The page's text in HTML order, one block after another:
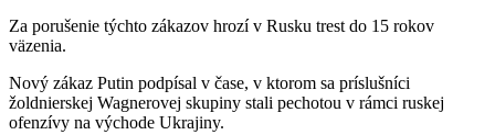
Za porušenie týchto zákazov hrozí v Rusku trest do 15 rokov
väzenia.
Nový zákaz Putin podpísal v čase, v ktorom sa príslušníci
žoldnierskej Wagnerovej skupiny stali pechotou v rámci ruskej
ofenzívy na východe Ukrajiny.